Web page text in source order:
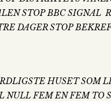
STOP BBC SIGNAL
DAGER STOP
HUSET SOM
NULL FEM EN FEM TO